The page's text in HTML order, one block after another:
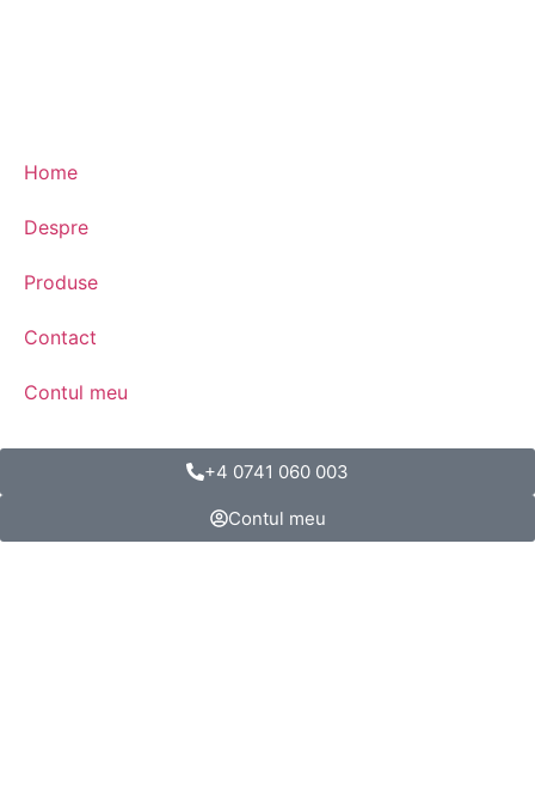
Home
Despre
Produse
Contact
Contul meu
+4 0741 060 003
Contul meu